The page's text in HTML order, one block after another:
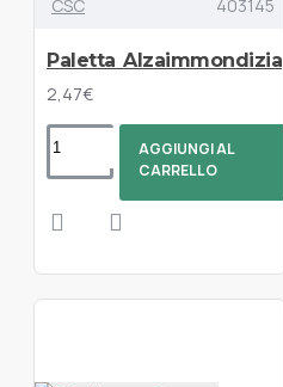
CSC 403145
Paletta Alzaimmondizia
2,47€
AGGIUNGI AL
CARRELLO